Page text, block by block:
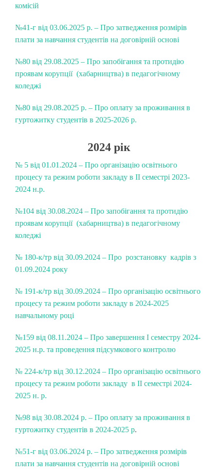
комісій
№41-г від 03.06.2025 р. – Про затведження розмірів
плати за навчання студентів на договірній основі
№80 від 29.08.2025 – Про запобігання та протидію
проявам корупції (хабарництва) в педагогічному
коледжі
№80 від 29.08.2025 р. – Про оплату за проживання в
гуртожитку студентів в 2025-2026 р.
2024 рік
№ 5 від 01.01.2024 –Про організацію освітнього
процесу та режим роботи закладу в ІІ семестрі 2023-
2024 н.р.
№104 від 30.08.2024 – Про запобігання та протидію
проявам корупції (хабарництва) в педагогічному
коледжі
№ 180-к/тр від 30.09.2024 – Про розстановку кадрів з
01.09.2024 року
№ 191-к/тр від 30.09.2024 – Про організацію освітнього
процесу та режим роботи закладу в 2024-2025
навчальному році
№159 від 08.11.2024 –Про завершення І семестру 2024-
2025 н.р.та проведення підсумкового контролю
№ 224-к/тр від 30.12.2024 – Про організацію освітнього
процесу та режим роботи закладу в ІІ семестрі 2024-
2025 н. р.
№98 від 30.08.2024 р. – Про оплату за проживання в
гуртожитку студентів в 2024-2025 р.
№51-г від 03.06.2024 р. – Про затведження розмірів
плати за навчання студентів на договірній основі